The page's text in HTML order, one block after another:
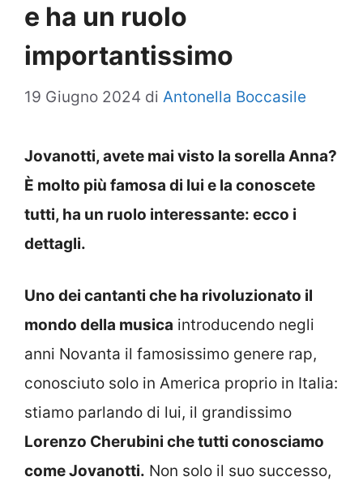
e ha un ruolo
importantissimo
19 Giugno 2024 di Antonella Boccasile
Jovanotti, avete mai visto la sorella Anna?
È molto più famosa di lui e la conoscete
tutti, ha un ruolo interessante: ecco i
dettagli.
Uno dei cantanti che ha rivoluzionato il
mondo della musica introducendo negli
anni Novanta il famosissimo genere rap,
conosciuto solo in America proprio in Italia:
stiamo parlando di lui, il grandissimo
Lorenzo Cherubini che tutti conosciamo
come Jovanotti. Non solo il suo successo,